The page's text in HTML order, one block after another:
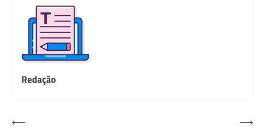
Redação
Navegação
⟵
⟶